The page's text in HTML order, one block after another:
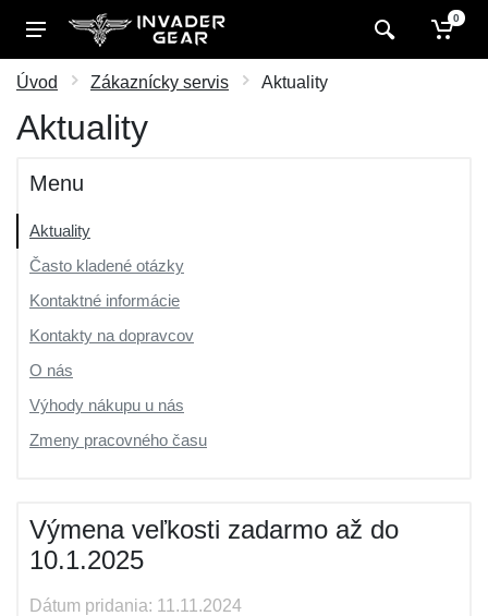
0
Úvod Zákaznícky servis Aktuality
Aktuality
Menu
Aktuality
Často kladené otázky
Kontaktné informácie
Kontakty na dopravcov
O nás
Výhody nákupu u nás
Zmeny pracovného času
Výmena veľkosti zadarmo až do
10.1.2025
Dátum pridania: 11.11.2024